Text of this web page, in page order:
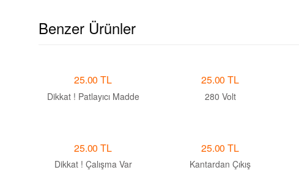
Benzer Ürünler
25.00 TL
Dikkat ! Patlayıcı Madde
25.00 TL
280 Volt
25.00 TL
Dikkat ! Çalışma Var
25.00 TL
Kantardan Çıkış